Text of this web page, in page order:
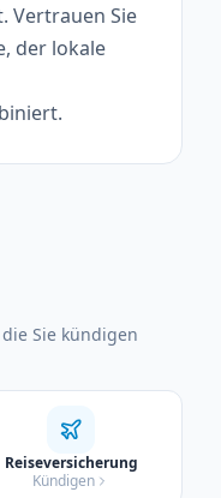
Vertrauen Sie
der lokale
Sie kündigen
Reiseversicherung
Kündigen